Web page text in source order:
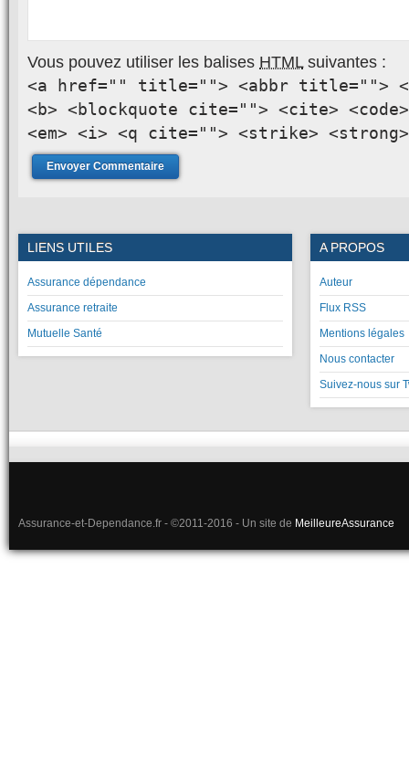
Vous pouvez utiliser les balises HTMLsuivantes :
<a href="" title=""> <abbr title="">
<b> <blockquote cite=""> <cite>
<em> <i> <q cite=""> <strike> <strong>
LIENS UTILES
Assurance dépendance
Assurance retraite
Mutuelle Santé
A PROPOS
Auteur
Flux RSS
Mentions légales
Nous contacter
Suivez-nous sur
Assurance-et-Dependance.fr - ©2011-2016 - Un site de MeilleureAssurance